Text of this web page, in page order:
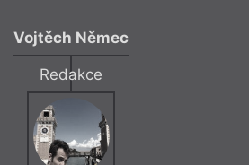
Vojtěch Němec
Redakce